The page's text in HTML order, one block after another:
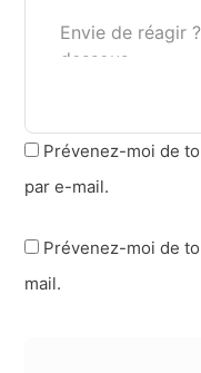
Prévenez-moi de
par e-mail.
Prévenez-moi de
mail.